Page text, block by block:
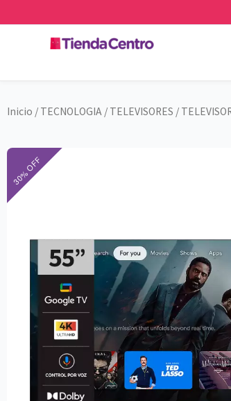
al
contenido
Inicio / TECNOLOGIA / TELEVISORES /